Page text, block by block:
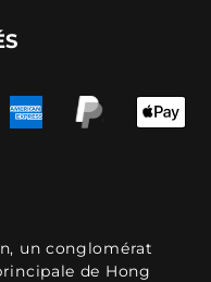
un conglomérat
de Hong